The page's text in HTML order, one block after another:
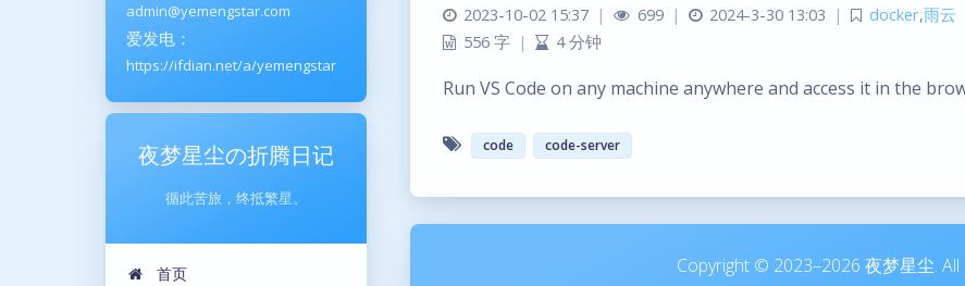
admin@yemengstar.com
爱发电：
https://ifdian.net/a/yemengstar
夜梦星尘の折腾日记
循此苦旅，终抵繁星。
首页
2023-10-02 15:37 | 699 | 2024-3-30 13:03 | docker,雨云
556 字 | 4 分钟
Run VS Code on any machine anywhere and access it in the
code code-server
Copyright © 2023–2026 夜梦星尘. All